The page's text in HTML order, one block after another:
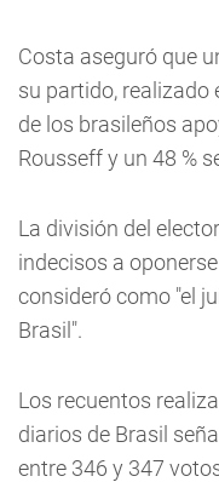
Costa aseguró que
su partido, realizado
de los brasileños
Rousseff y un 48 %
La división del
indecisos a
consideró como "el
Brasil".
Los recuentos
diarios de Brasil
entre 346 y 347